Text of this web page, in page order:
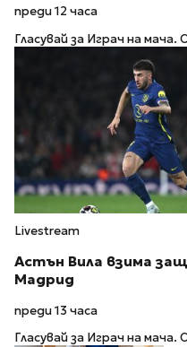
преди 12 часа
Гласувай за Играч на
Livestream
Астън Вила взима
Мадрид
преди 13 часа
Гласувай за Играч на